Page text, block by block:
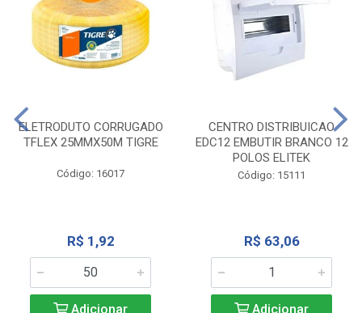
ELETRODUTO CORRUGADO
TFLEX 25MMX50M TIGRE
Código: 16017
R$ 1,92
Adicionar
CENTRO DISTRIBUICAO
EDC12 EMBUTIR BRANCO 12
POLOS ELITEK
Código: 15111
R$ 63,06
Adicionar